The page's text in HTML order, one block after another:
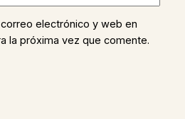
electrónico y web en
la próxima vez que comente.